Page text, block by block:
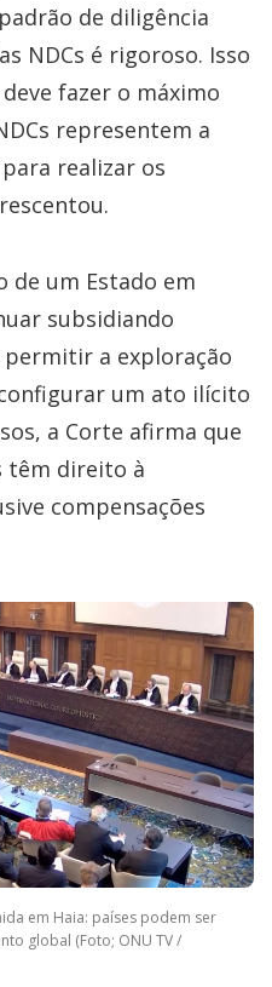
de diligência
NDCs é rigoroso. Isso
fazer o máximo
representem a
realizar os
de um Estado em
subsidiando
a exploração
um ato ilícito
a Corte afirma que
têm direito à
compensações
em Haia: países podem ser
global (Foto; ONU TV /